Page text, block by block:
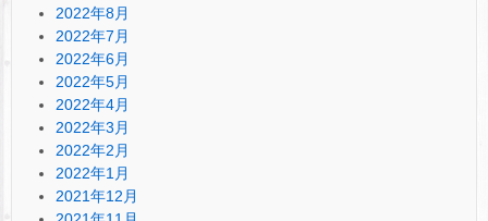
2022年8月
2022年7月
2022年6月
2022年5月
2022年4月
2022年3月
2022年2月
2022年1月
2021年12月